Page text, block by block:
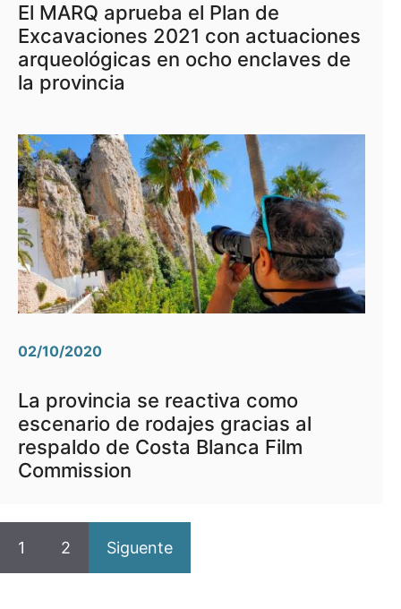
El MARQ aprueba el Plan de
Excavaciones 2021 con actuaciones
arqueológicas en ocho enclaves de
la provincia
02/10/2020
La provincia se reactiva como
escenario de rodajes gracias al
respaldo de Costa Blanca Film
Commission
1 2 Siguente